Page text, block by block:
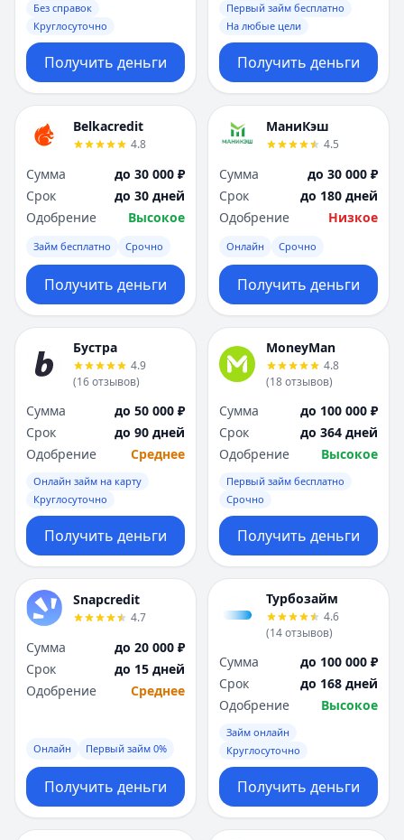
Без справок
Круглосуточно
Получить деньги
Первый займ бесплатно
На любые цели
Получить деньги
Belkacredit
4.8
Сумма
до 30 000 ₽
Срок
до 30 дней
Одобрение
Высокое
Займ бесплатно Срочно
Получить деньги
МаниКэш
4.5
Сумма
до 30 000 ₽
Срок
до 180 дней
Одобрение
Низкое
Онлайн Срочно
Получить деньги
Бустра
4.9
(16отзывов)
Сумма
до 50 000 ₽
Срок
до 90 дней
Одобрение
Среднее
Онлайн займ на карту
Круглосуточно
Получить деньги
MoneyMan
4.8
(18отзывов)
Сумма
до 100 000 ₽
Срок
до 364 дней
Одобрение
Высокое
Первый займ бесплатно
Срочно
Получить деньги
Snapcredit
4.7
Сумма
до 20 000 ₽
Срок
до 15 дней
Одобрение
Среднее
Онлайн Первый займ 0%
Получить деньги
Турбозайм
4.6
(14отзывов)
Сумма
до 100 000 ₽
Срок
до 168 дней
Одобрение
Высокое
Займ онлайн
Круглосуточно
Получить деньги